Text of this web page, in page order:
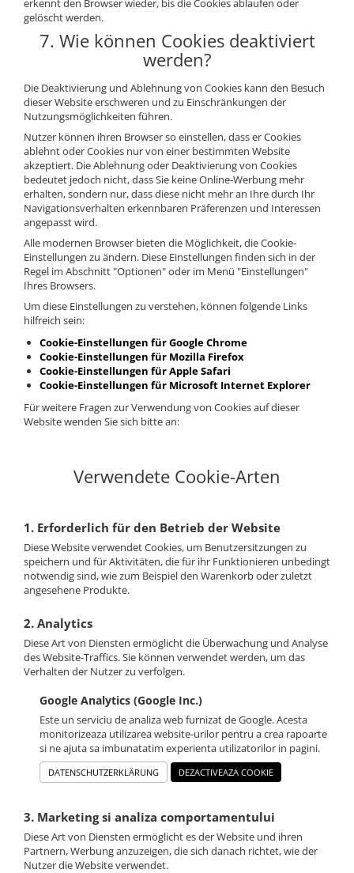
erkennt den Browser wieder, bis die Cookies ablaufen oder
gelöscht werden.
7. Wie können Cookies deaktiviert
werden?
Die Deaktivierung und Ablehnung von Cookies kann den Besuch
dieser Website erschweren und zu Einschränkungen der
Nutzungsmöglichkeiten führen.
Nutzer können ihren Browser so einstellen, dass er Cookies
ablehnt oder Cookies nur von einer bestimmten Website
akzeptiert. Die Ablehnung oder Deaktivierung von Cookies
bedeutet jedoch nicht, dass Sie keine Online-Werbung mehr
erhalten, sondern nur, dass diese nicht mehr an Ihre durch Ihr
Navigationsverhalten erkennbaren Präferenzen und Interessen
angepasst wird.
Alle modernen Browser bieten die Möglichkeit, die Cookie-
Einstellungen zu ändern. Diese Einstellungen finden sich in der
Regel im Abschnitt "Optionen" oder im Menü "Einstellungen"
Ihres Browsers.
Um diese Einstellungen zu verstehen, können folgende Links
hilfreich sein:
Cookie-Einstellungen für Google Chrome
Cookie-Einstellungen für Mozilla Firefox
Cookie-Einstellungen für Apple Safari
Cookie-Einstellungen für Microsoft Internet Explorer
Für weitere Fragen zur Verwendung von Cookies auf dieser
Website wenden Sie sich bitte an:
Verwendete Cookie-Arten
1. Erforderlich für den Betrieb der Website
Diese Website verwendet Cookies, um Benutzersitzungen zu
speichern und für Aktivitäten, die für ihr Funktionieren unbedingt
notwendig sind, wie zum Beispiel den Warenkorb oder zuletzt
angesehene Produkte.
2. Analytics
Diese Art von Diensten ermöglicht die Überwachung und Analyse
des Website-Traffics. Sie können verwendet werden, um das
Verhalten der Nutzer zu verfolgen.
Google Analytics (Google Inc.)
Este un serviciu de analiza web furnizat de Google. Acesta
monitorizeaza utilizarea website-urilor pentru a crea rapoarte
si ne ajuta sa imbunatatim experienta utilizatorilor in pagini.
DATENSCHUTZERKLÄRUNG DEZACTIVEAZA COOKIE
3. Marketing si analiza comportamentului
Diese Art von Diensten ermöglicht es der Website und ihren
Partnern, Werbung anzuzeigen, die sich danach richtet, wie der
Nutzer die Website verwendet.